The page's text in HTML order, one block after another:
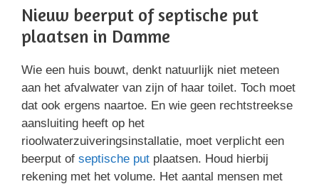
Nieuw beerput of septische put
plaatsen in Damme
Wie een huis bouwt, denkt natuurlijk niet meteen
aan het afvalwater van zijn of haar toilet. Toch moet
dat ook ergens naartoe. En wie geen rechtstreekse
aansluiting heeft op het
rioolwaterzuiveringsinstallatie, moet verplicht een
beerput of septische put plaatsen. Houd hierbij
rekening met het volume. Het aantal mensen met